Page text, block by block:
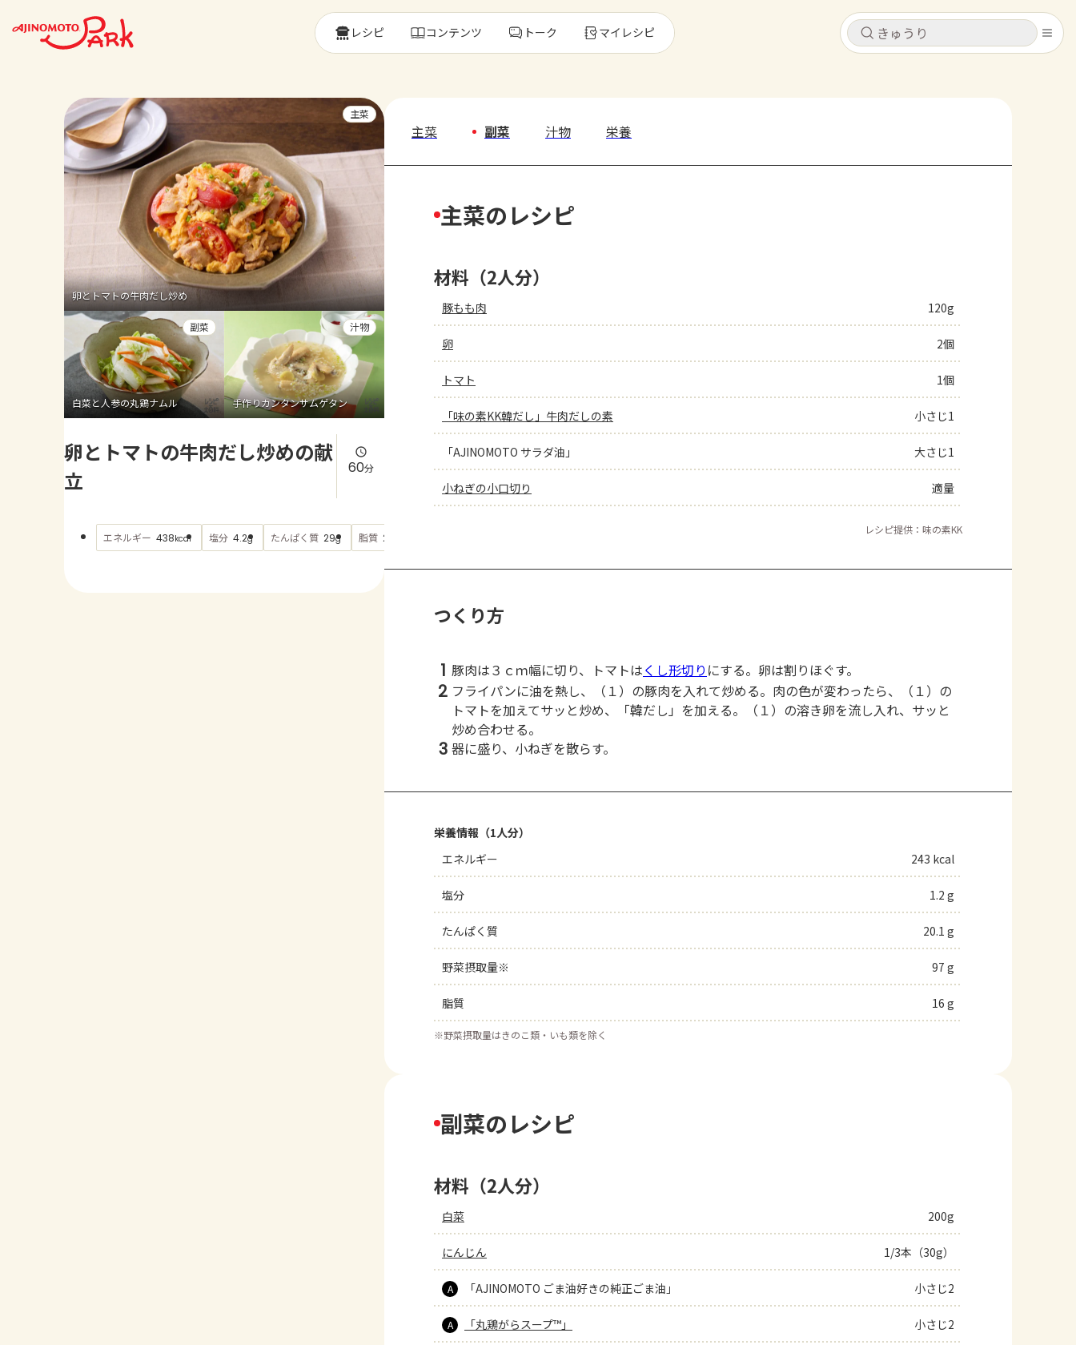
キャンセル
よくあるお問い合わせ
お買い物
キャンセル
レシピ コンテンツ トーク マイレシピ
卵とトマトの牛肉だし炒め
主菜
白菜と人参の丸鶏ナムル
副菜
手作りカンタンサムゲタン
汁物
卵とトマトの牛肉だし炒めの献
立
60分
エネルギー 438kcal 塩分 4.2g たんぱく質 29g 脂質 26.9
主菜 副菜 汁物 栄養
主菜のレシピ
材料（2人分）
豚もも肉 120g
卵 2個
トマト 1個
「味の素KK韓だし」牛肉だしの素 小さじ1
「AJINOMOTO サラダ油」 大さじ1
小ねぎの小口切り 適量
レシピ提供：味の素KK
つくり方
1 豚肉は３ｃｍ幅に切り、トマトはくし形切り にする。卵は割りほぐす。
2 フライパンに油を熱し、（１）の豚肉を入れて炒める。肉の色が変わったら、（１）の
トマトを加えてサッと炒め、「韓だし」を加える。（１）の溶き卵を流し入れ、サッと
炒め合わせる。
3 器に盛り、小ねぎを散らす。
栄養情報（1人分）
エネルギー
243 kcal
塩分 1.2 g
たんぱく質 20.1 g
野菜摂取量※ 97 g
脂質 16 g
※野菜摂取量はきのこ類・いも類を除く
副菜のレシピ
材料（2人分）
白菜 200g
にんじん 1/3本（30g）
A 「AJINOMOTO ごま油好きの純正ごま油」 小さじ2
A 「丸鶏がらスープ™」 小さじ2